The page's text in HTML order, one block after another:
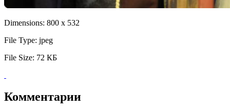
Dimensions: 800 x 532
File Type: jpeg
File Size: 72 КБ
Комментарии